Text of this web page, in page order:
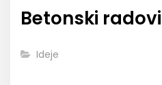
Betonski radovi
Ideje